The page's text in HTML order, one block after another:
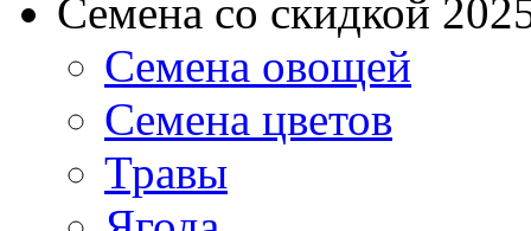
Семена со скидкой
Семена овощей
Семена цветов
Травы